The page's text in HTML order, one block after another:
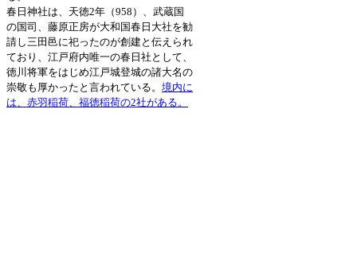
春日神社は、天徳2年（958）、武蔵国
の国司、藤原正房が大和国春日大社を勧
請し三田邑に祀ったのが創建と伝えられ
ており、江戸府内唯一の春日社として、
徳川将軍をはじめ江戸城登城の諸大名の
崇敬も厚かったと言われている。 境内に
は、赤羽稲荷、福徳稲荷の2社がある。